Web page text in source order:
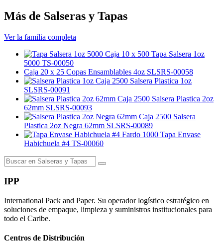
Más de Salseras y Tapas
Ver la familia completa
Caja 10 x 500 Tapa Salsera 1oz
5000 TS-00050
Caja 20 x 25 Copas Ensamblables 4oz SLSRS-00058
Caja 2500 Salsera Plastica 1oz
SLSRS-00091
Caja 2500 Salsera Plastica 2oz
62mm SLSRS-00093
Caja 2500 Salsera
Plastica 2oz Negra 62mm SLSRS-00089
Fardo 1000 Tapa Envase
Habichuela #4 TS-00060
IPP
International Pack and Paper. Su operador logístico estratégico en
soluciones de empaque, limpieza y suministros institucionales para
todo el Caribe.
Centros de Distribución